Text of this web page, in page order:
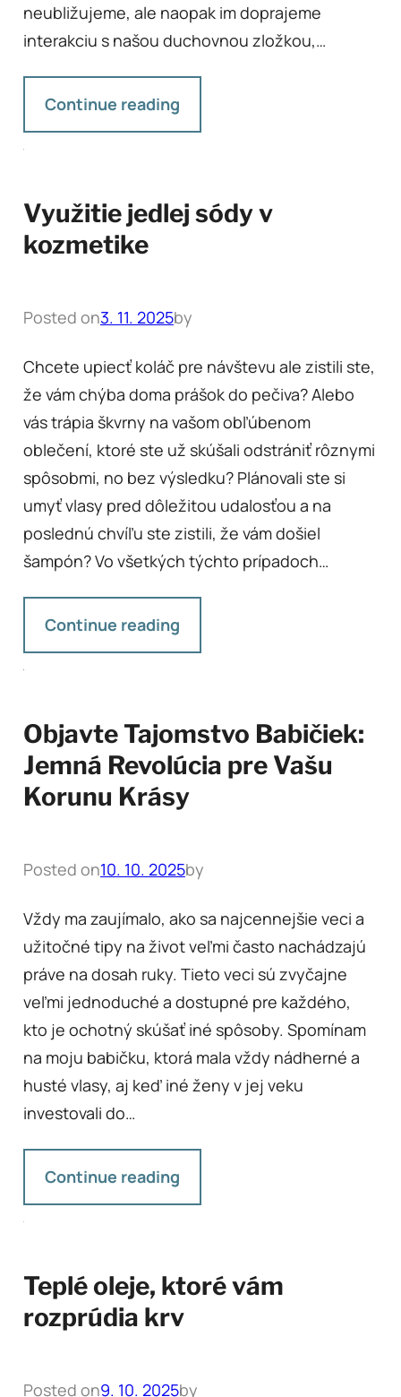
neubližujeme, ale naopak im doprajeme
interakciu s našou duchovnou zložkou,…
Continue reading
Využitie jedlej sódy v
kozmetike
Posted on3. 11. 2025by
Chcete upiecť koláč pre návštevu ale zistili ste,
že vám chýba doma prášok do pečiva? Alebo
vás trápia škvrny na vašom obľúbenom
oblečení, ktoré ste už skúšali odstrániť rôznymi
spôsobmi, no bez výsledku? Plánovali ste si
umyť vlasy pred dôležitou udalosťou a na
poslednú chvíľu ste zistili, že vám došiel
šampón? Vo všetkých týchto prípadoch…
Continue reading
Objavte Tajomstvo Babičiek:
Jemná Revolúcia pre Vašu
Korunu Krásy
Posted on10. 10. 2025by
Vždy ma zaujímalo, ako sa najcennejšie veci a
užitočné tipy na život veľmi často nachádzajú
práve na dosah ruky. Tieto veci sú zvyčajne
veľmi jednoduché a dostupné pre každého,
kto je ochotný skúšať iné spôsoby. Spomínam
na moju babičku, ktorá mala vždy nádherné a
husté vlasy, aj keď iné ženy v jej veku
investovali do…
Continue reading
Teplé oleje, ktoré vám
rozprúdia krv
Posted on9. 10. 2025by